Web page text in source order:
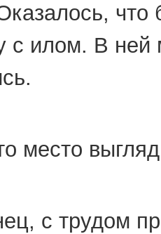
что
с илом. В ней
место
с трудом